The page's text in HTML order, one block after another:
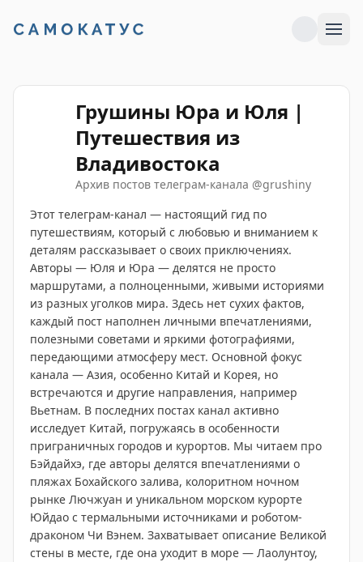
Грушины Юра и Юля |
Путешествия из
Владивостока
Архив постов телеграм-канала @grushiny
Этот телеграм-канал — настоящий гид по
путешествиям, который с любовью и вниманием к
деталям рассказывает о своих приключениях.
Авторы — Юля и Юра — делятся не просто
маршрутами, а полноценными, живыми историями
из разных уголков мира. Здесь нет сухих фактов,
каждый пост наполнен личными впечатлениями,
полезными советами и яркими фотографиями,
передающими атмосферу мест. Основной фокус
канала — Азия, особенно Китай и Корея, но
встречаются и другие направления, например
Вьетнам. В последних постах канал активно
исследует Китай, погружаясь в особенности
приграничных городов и курортов. Мы читаем про
Бэйдайхэ, где авторы делятся впечатлениями о
пляжах Бохайского залива, колоритном ночном
рынке Лючжуан и уникальном морском курорте
Юйдао с термальными источниками и роботом-
драконом Чи Вэнем. Захватывает описание Великой
стены в месте, где она уходит в море — Лаолунтоу,